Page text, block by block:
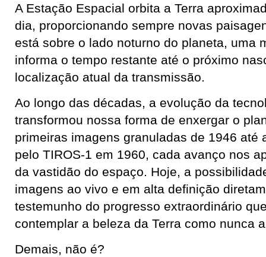
A Estação Espacial orbita a Terra
dia, proporcionando sempre novas
está sobre o lado noturno do planeta, uma
informa o tempo restante até o próximo
localização atual da transmissão.
Ao longo das décadas, a evolução da
transformou nossa forma de enxergar o
primeiras imagens granuladas de 1946 até
pelo TIROS-1 em 1960, cada avanço nos
da vastidão do espaço. Hoje, a
imagens ao vivo e em alta definição
testemunho do progresso extraordinário
contemplar a beleza da Terra como nunca
Demais, não é?